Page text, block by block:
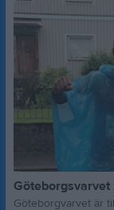
Göteborgsvarvet